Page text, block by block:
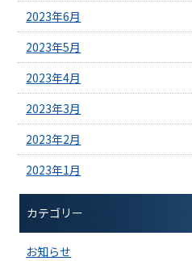
2023年6月
2023年5月
2023年4月
2023年3月
2023年2月
2023年1月
カテゴリー
お知らせ